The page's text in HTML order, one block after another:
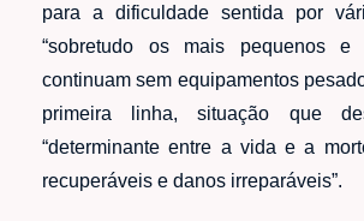
para a dificuldade sentida por
“sobretudo os mais pequenos e
continuam sem equipamentos
primeira linha, situação que
“determinante entre a vida e a
recuperáveis e danos irreparáveis”.